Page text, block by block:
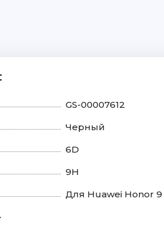
GS-00007612
Черный
6D
9H
Для Huawei Honor 9